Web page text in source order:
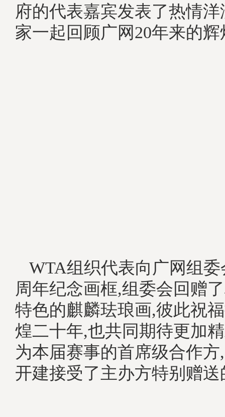
府的代表嘉宾发表了热情
家一起回顾广网20年来的
WTA组织代表向广网组
周年纪念画框,组委会回赠
特色的麒麟珐琅画,彼此祝
煌二十年,也共同期待更加
为本届赛事的首席级合作
开建接受了主办方特别赠